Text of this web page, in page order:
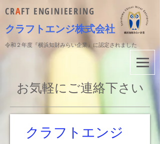
CRAFT ENGINIEERING
クラフトエンジ株式会社
​令和２年度『横浜知財みらい企業』に認定されました
​お気軽にご連絡下さい
クラフトエンジ